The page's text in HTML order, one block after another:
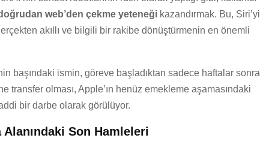
web’den çekme yeteneği kazandırmak. Bu, Siri’yi
akıllı ve bilgili bir rakibe dönüştürmenin en önemli
başındaki ismin, göreve başladıktan sadece haftalar sonra
transfer olması, Apple’ın henüz emekleme aşamasındaki
bir darbe olarak görülüyor.
Alanındaki Son Hamleleri